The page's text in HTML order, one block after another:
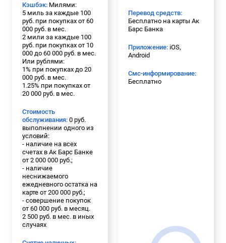
Кэшбэк: Милями:
5 миль за каждые 100
руб. при покупках от 60
000 руб. в мес.
2 мили за каждые 100
руб. при покупках от 10
000 до 60 000 руб. в мес.
Или рублями:
1% при покупках до 20
000 руб. в мес.
1.25% при покупках от
20 000 руб. в мес.
Стоимость
обслуживания: 0 руб.
выполнении одного из
условий:
- наличие на всех
счетах в Ак Барс Банке
от 2 000 000 руб.;
- наличие
неснижаемого
ежедневного остатка на
карте от 200 000 руб.;
- совершение покупок
от 60 000 руб. в месяц.
2 500 руб. в мес. в иных
случаях
Перевод средств:
Бесплатно на карты Ак
Барс Банка
Приложение: iOS,
Android
Смс-информирование:
Бесплатно